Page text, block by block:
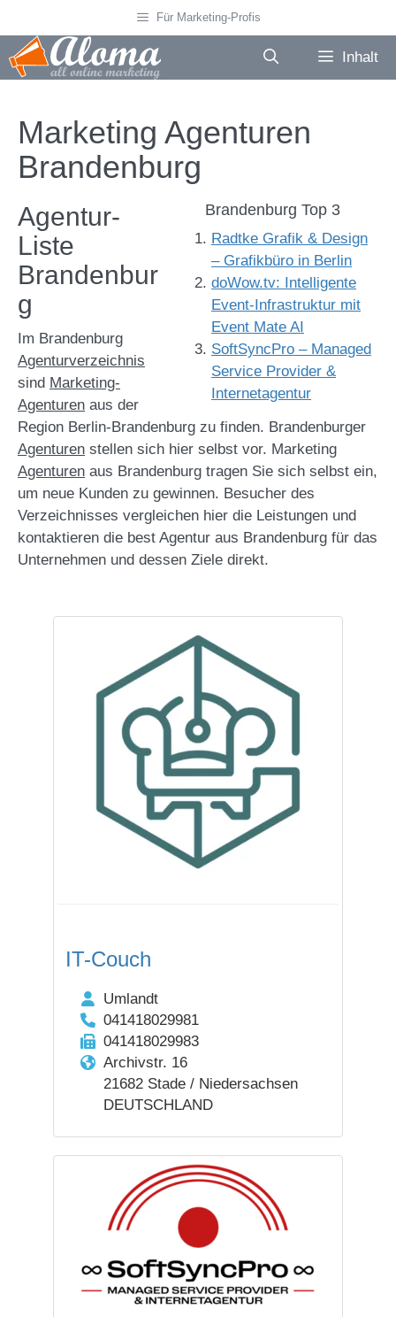
Inhalt
springen
Für Marketing-Profis
Inhalt
Marketing Agenturen
Brandenburg
Brandenburg Top 3
Radtke Grafik & Design
– Grafikbüro in Berlin
doWow.tv: Intelligente
Event-Infrastruktur mit
Event Mate AI
SoftSyncPro – Managed
Service Provider &
Internetagentur
Agentur-
Liste
Brandenbur
g
Im Brandenburg
Agenturverzeichnis
sind Marketing-
Agenturen aus der
Region Berlin-Brandenburg zu finden. Brandenburger
Agenturen stellen sich hier selbst vor. Marketing
Agenturen aus Brandenburg tragen Sie sich selbst ein,
um neue Kunden zu gewinnen. Besucher des
Verzeichnisses vergleichen hier die Leistungen und
kontaktieren die best Agentur aus Brandenburg für das
Unternehmen und dessen Ziele direkt.
IT-Couch
Umlandt
041418029981
041418029983
Archivstr. 16
21682 Stade / Niedersachsen
DEUTSCHLAND